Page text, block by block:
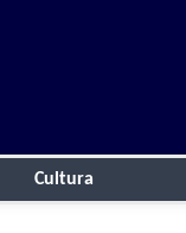
Cultura